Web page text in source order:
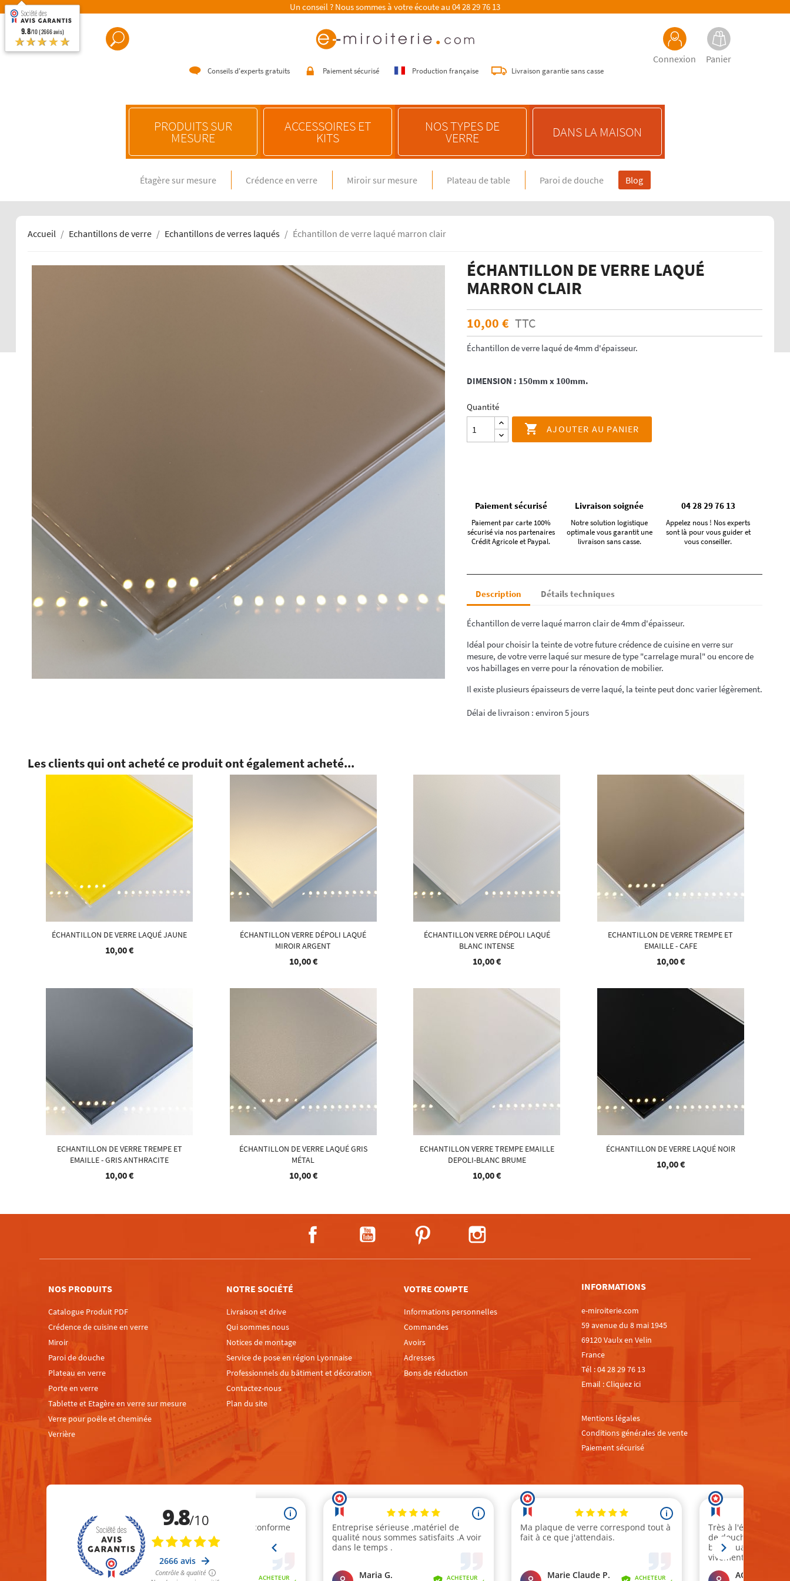
Un conseil ? Nous sommes à votre écoute au 04 28 29 76 13
Connexion Panier
Conseils d'experts gratuits Paiement sécurisé Production française Livraison garantie sans casse
PRODUITS SUR
MESURE
CRÉDENCE SUR MESURE
Crédence en verre spécial feux gaz
Crédence miroir sur mesure
Crédence en verre sur mesure
Crédence en verre laqué dimension
Crédence miroir dimension standard
NOS CONSEILS
Choisir une crédence de cuisine
Entretenir une crédence de cuisine
Poser une crédence de cuisine
Echantillons de verre dépoli emaillé et
Echantillons de verre emaillé et trempé
Echantillons de verres dépolis laqués
Echantillons de verres laqués
ACCESSOIRES ET
KITS
NOS TYPES DE
VERRE DANS LA MAISON
Étagère sur mesure Crédence en verre Miroir sur mesure Plateau de table Paroi de douche Blog
Accueil Echantillons de verre Echantillons de verres laqués Échantillon de verre laqué marron clair
ÉCHANTILLON DE VERRE LAQUÉ
MARRON CLAIR
10,00 € TTC
Échantillon de verre laqué de 4mm d'épaisseur.
DIMENSION : 150mm x 100mm.
Quantité
 AJOUTER AU PANIER
Paiement sécurisé
Paiement par carte 100%
sécurisé via nos partenaires
Crédit Agricole et Paypal.
Livraison soignée
Notre solution logistique
optimale vous garantit une
livraison sans casse.
04 28 29 76 13
Appelez nous ! Nos experts
sont là pour vous guider et
vous conseiller.
Description Détails techniques
Échantillon de verre laqué marron clair de 4mm d'épaisseur.
Idéal pour choisir la teinte de votre future crédence de cuisine en verre sur
mesure, de votre verre laqué sur mesure de type "carrelage mural" ou encore de
vos habillages en verre pour la rénovation de mobilier.
Il existe plusieurs épaisseurs de verre laqué, la teinte peut donc varier légèrement.
Délai de livraison : environ 5 jours
Les clients qui ont acheté ce produit ont également acheté...
ÉCHANTILLON DE VERRE LAQUÉ JAUNE
10,00 €
ÉCHANTILLON VERRE DÉPOLI LAQUÉ
MIROIR ARGENT
10,00 €
ÉCHANTILLON VERRE DÉPOLI LAQUÉ
BLANC INTENSE
10,00 €
ECHANTILLON DE VERRE TREMPE ET
EMAILLE - CAFE
10,00 €
ECHANTILLON DE VERRE TREMPE ET
EMAILLE - GRIS ANTHRACITE
10,00 €
ÉCHANTILLON DE VERRE LAQUÉ GRIS
MÉTAL
10,00 €
ECHANTILLON VERRE TREMPE EMAILLE
DEPOLI-BLANC BRUME
10,00 €
ÉCHANTILLON DE VERRE LAQUÉ NOIR
10,00 €
Facebook Pinterest
NOS PRODUITS
Catalogue Produit PDF
Crédence de cuisine en verre
Miroir
Paroi de douche
Plateau en verre
Porte en verre
Tablette et Etagère en verre sur mesure
Verre pour poêle et cheminée
Verrière
NOTRE SOCIÉTÉ
Livraison et drive
Qui sommes nous
Notices de montage
Service de pose en région Lyonnaise
Professionnels du bâtiment et décoration
Contactez-nous
Plan du site
VOTRE COMPTE
Informations personnelles
Commandes
Avoirs
Adresses
Bons de réduction
INFORMATIONS
e-miroiterie.com
59 avenue du 8 mai 1945
69120 Vaulx en Velin
France
Tél :04 28 29 76 13
Email :Cliquez ici
Mentions légales
Conditions générales de vente
Paiement sécurisé
9.8/10 (2666 avis)
★★★★★